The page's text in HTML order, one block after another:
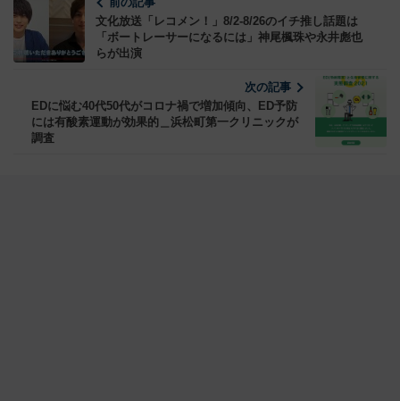
文化放送「レコメン！」8/2-8/26のイチ推し話題は
「ボートレーサーになるには」神尾楓珠や永井彪也
らが出演
次の記事
EDに悩む40代50代がコロナ禍で増加傾向、ED予防
には有酸素運動が効果的＿浜松町第一クリニックが
調査